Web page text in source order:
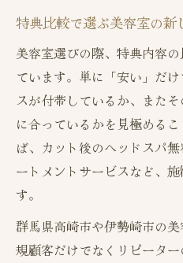
特典比較で選ぶ美容室の新
美容室選びの際、特典内容
ています。単に「安い」だ
スが付帯しているか、また
に合っているかを見極める
ば、カット後のヘッドスパ
ートメントサービスなど、
す。
群馬県高崎市や伊勢崎市の
規顧客だけでなくリピータ